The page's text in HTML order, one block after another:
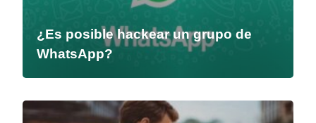
¿Es posible hackear un grupo de
WhatsApp?